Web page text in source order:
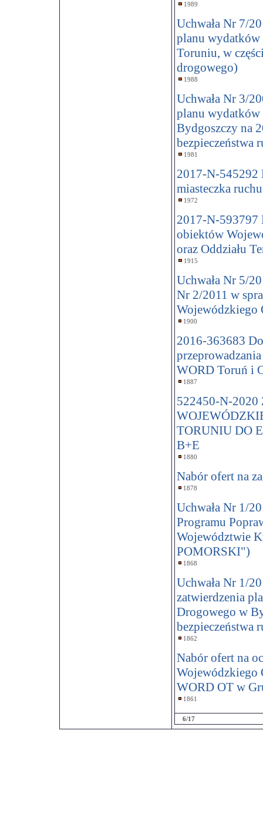
1989
Uchwała Nr 7/
planu wydatków
Toruniu, w
drogowego)
1988
Uchwała Nr 3/
planu wydatków
Bydgoszczy na
bezpieczeństwa
1981
2017-N-545292
miasteczka
1972
2017-N-593797
obiektów
oraz Oddziału
1915
Uchwała Nr 5/
Nr 2/2011 w
Wojewódzkiego
1900
2016-363683
WORD Toruń i
1887
522450-N-
TORUNIU DO
B+E
1880
Nabór ofert na
1878
Uchwała Nr 1/
Programu
Województwie
POMORSKI")
1868
Uchwała Nr 1/
zatwierdzenia
Drogowego w
bezpieczeństwa
1862
Nabór ofert na
Wojewódzkiego
WORD OT w
1861
6/17